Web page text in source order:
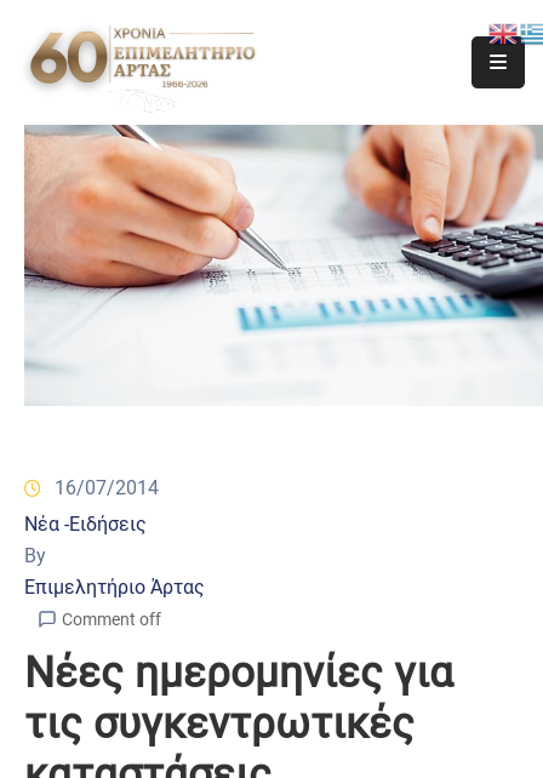
16/07/2014
Νέα -Ειδήσεις
By
Επιμελητήριο Άρτας
Comment off
Νέες ημερομηνίες για
τις συγκεντρωτικές